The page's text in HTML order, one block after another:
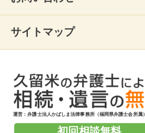
サイトマップ
運営：弁護士法人かばしま法律事務所（福岡県弁護士会所属）